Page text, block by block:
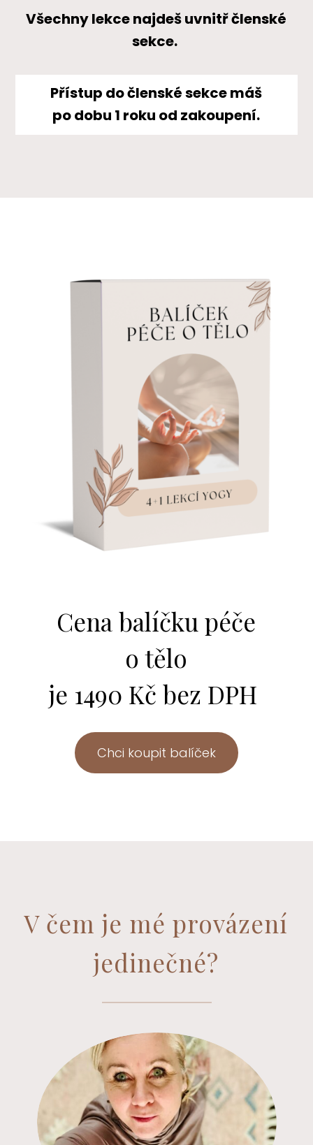
Všechny lekce najdeš uvnitř členské
sekce.
Přístup do členské sekce máš
po dobu 1 roku od zakoupení.
Cena balíčku péče
o tělo
je 1490 Kč bez DPH
Chci koupit balíček
V čem je mé provázení
jedinečné?